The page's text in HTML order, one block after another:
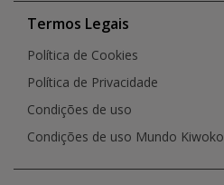
Termos Legais
Política de Cookies
Política de Privacidade
Condições de uso
Condições de uso Mundo Kiwoko